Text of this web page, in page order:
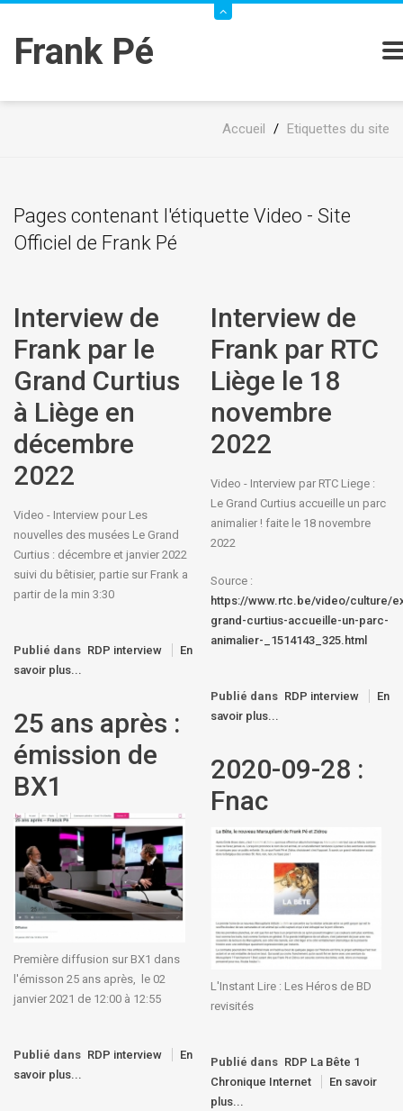
Frank Pé
Accueil / Etiquettes du site
Pages contenant l'étiquette Video - Site
Officiel de Frank Pé
Interview de
Frank par le
Grand Curtius
à Liège en
décembre
2022
Video - Interview pour Les
nouvelles des musées Le Grand
Curtius : décembre et janvier 2022
suivi du bêtisier, partie sur Frank a
partir de la min 3:30
Publié dans RDP interview
En
savoir plus...
Interview de
Frank par RTC
Liège le 18
novembre
2022
Video - Interview par RTC Liege :
Le Grand Curtius accueille un parc
animalier ! faite le 18 novembre
2022
Source :
https://www.rtc.be/video/culture/
grand-curtius-accueille-un-parc-
animalier-_1514143_325.html
Publié dans RDP interview
En
savoir plus...
25 ans après :
émission de
BX1
Première diffusion sur BX1 dans
l'émisson 25 ans après, le 02
janvier 2021 de 12:00 à 12:55
Publié dans RDP interview
En
savoir plus...
2020-09-28 :
Fnac
L'Instant Lire : Les Héros de BD
revisités
Publié dans RDP La Bête 1
Chronique Internet
En savoir
plus...